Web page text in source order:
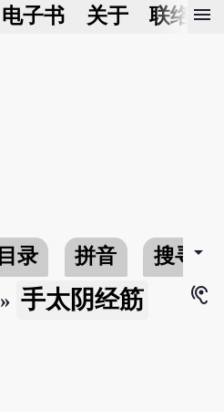
电子书 关于 联络我
menu
目录 拼音 搜寻arrow_drop_down
» 手太阴经筋
hearing